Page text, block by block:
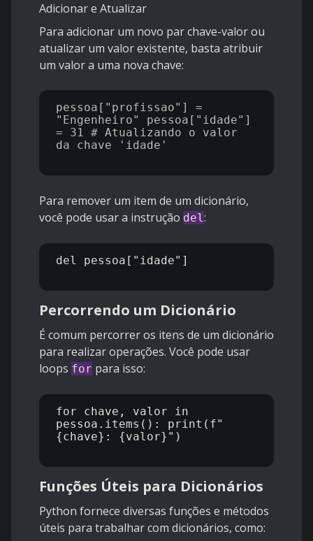
Adicionar e Atualizar
Para adicionar um novo par chave-valor ou
atualizar um valor existente, basta atribuir
um valor a uma nova chave:
pessoa["profissao"] =
"Engenheiro" pessoa["idade"]
= 31 # Atualizando o valor
da chave 'idade'
Para remover um item de um dicionário,
você pode usar a instrução del:
del pessoa["idade"]
Percorrendo um Dicionário
É comum percorrer os itens de um dicionário
para realizar operações. Você pode usar
loops for para isso:
for chave, valor in
pessoa.items(): print(f"
{chave}: {valor}")
Funções Úteis para Dicionários
Python fornece diversas funções e métodos
úteis para trabalhar com dicionários, como: